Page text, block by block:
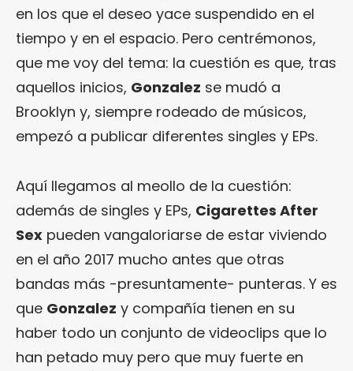
en los que el deseo yace suspendido en el
tiempo y en el espacio. Pero centrémonos,
que me voy del tema: la cuestión es que, tras
aquellos inicios, Gonzalez se mudó a
Brooklyn y, siempre rodeado de músicos,
empezó a publicar diferentes singles y EPs.
Aquí llegamos al meollo de la cuestión:
además de singles y EPs, Cigarettes After
Sex pueden vangaloriarse de estar viviendo
en el año 2017 mucho antes que otras
bandas más -presuntamente- punteras. Y es
que Gonzalez y compañía tienen en su
haber todo un conjunto de videoclips que lo
han petado muy pero que muy fuerte en